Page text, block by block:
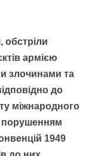
обстріли
армією
злочинами та
до
міжнародного
порушенням
1949